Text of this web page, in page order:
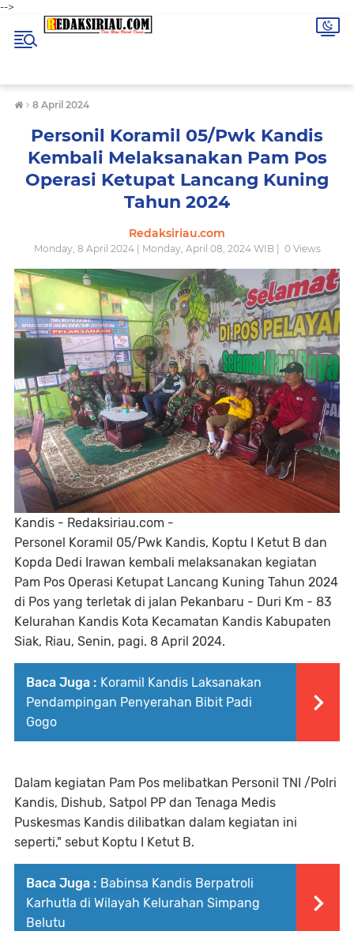
-->
› 8 April 2024
Personil Koramil 05/Pwk Kandis
Kembali Melaksanakan Pam Pos
Operasi Ketupat Lancang Kuning
Tahun 2024
Redaksiriau.com
Monday, 8 April 2024 | Monday, April 08, 2024 WIB | 0Views
Kandis - Redaksiriau.com -
Personel Koramil 05/Pwk Kandis, Koptu I Ketut B dan
Kopda Dedi Irawan kembali melaksanakan kegiatan
Pam Pos Operasi Ketupat Lancang Kuning Tahun 2024
di Pos yang terletak di jalan Pekanbaru - Duri Km - 83
Kelurahan Kandis Kota Kecamatan Kandis Kabupaten
Siak, Riau, Senin, pagi. 8 April 2024.
Baca Juga : Koramil Kandis Laksanakan
Pendampingan Penyerahan Bibit Padi
Gogo
Dalam kegiatan Pam Pos melibatkan Personil TNI /Polri
Kandis, Dishub, Satpol PP dan Tenaga Medis
Puskesmas Kandis dilibatkan dalam kegiatan ini
seperti," sebut Koptu I Ketut B.
Baca Juga : Babinsa Kandis Berpatroli
Karhutla di Wilayah Kelurahan Simpang
Belutu